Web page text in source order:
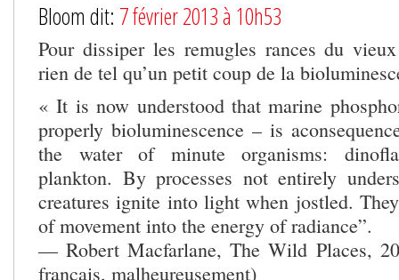
Bloom dit: 7 février 2013 à 10h53
Pour dissiper les remugles rances du
rien de tel qu’un petit coup de la
« It is now understood that marine
properly bioluminescence – is
the water of minute organisms:
plankton. By processes not entirely
creatures ignite into light when jostled.
of movement into the energy of radiance”.
— Robert Macfarlane, The Wild Places,
français, malheureusement)